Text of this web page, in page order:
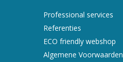
Professional services
Referenties
ECO friendly webshop
Algemene Voorwaarden